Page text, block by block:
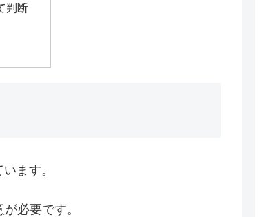
判断
ます。
必要です。